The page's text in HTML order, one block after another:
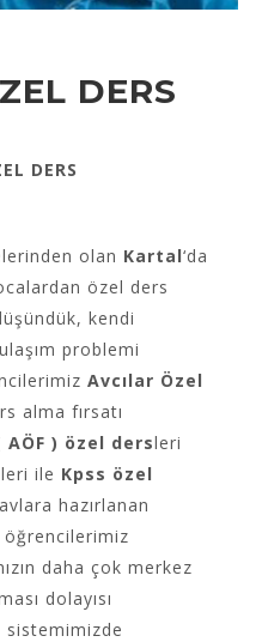
DERS
DERS
olan Kartal‘da
özel ders
kendi
problemi
Avcılar Özel
alma fırsatı
) özel dersleri
leri ile Kpss özel
hazırlanan
öğrencilerimiz
daha çok merkez
dolayısı
sistemimizde